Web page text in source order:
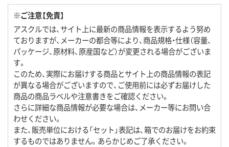
※ご注意【免責】
アスクルでは、サイト上に最新の商品情報を表示するよう努め
ておりますが、メーカーの都合等により、商品規格・仕様（容量、
パッケージ、原材料、原産国など）が変更される場合がございま
す。
このため、実際にお届けする商品とサイト上の商品情報の表記
が異なる場合がございますので、ご使用前には必ずお届けした
商品の商品ラベルや注意書きをご確認ください。
さらに詳細な商品情報が必要な場合は、メーカー等にお問い合
わせください。
また、販売単位における「セット」表記は、箱でのお届けをお約束
するものではありません。あらかじめご了承ください。